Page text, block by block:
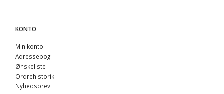
KONTO
Min konto
Adressebog
Ønskeliste
Ordrehistorik
Nyhedsbrev